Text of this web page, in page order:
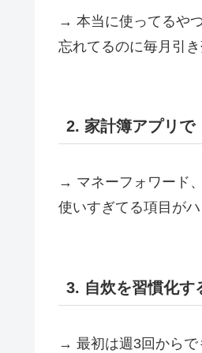
→ 本当に使ってるや
忘れてるのに毎月引
2. 家計簿アプリで
→ マネーフォワード
使いすぎてる項目がハ
3. 自炊を習慣化す
→ 最初は週3回からで